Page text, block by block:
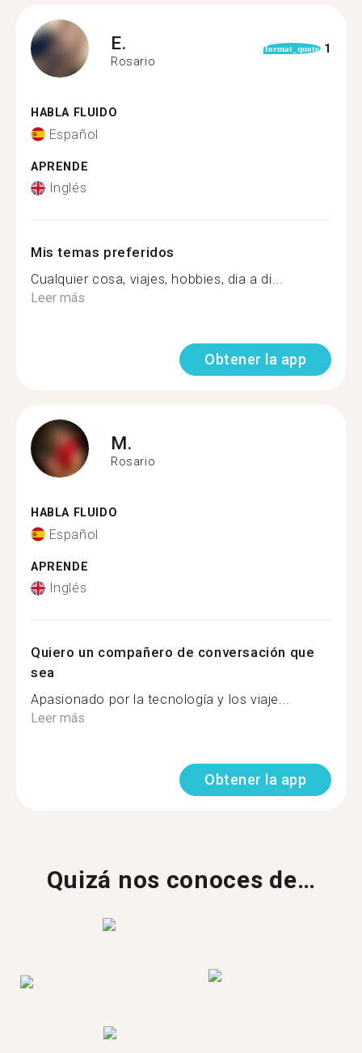
E.
Rosario
format_quote 1
HABLA FLUIDO
Español
APRENDE
Inglés
Mis temas preferidos
Cualquier cosa, viajes, hobbies, dia a di...
Leer más
Obtener la app
M.
Rosario
HABLA FLUIDO
Español
APRENDE
Inglés
Quiero un compañero de conversación que
sea
Apasionado por la tecnología y los viaje...
Leer más
Obtener la app
Quizá nos conoces de…